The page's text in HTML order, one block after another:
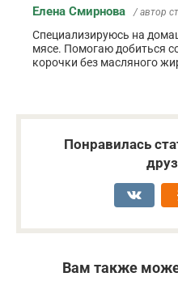
Елена Смирнова / автор
Специализируюсь на
мясе. Помогаю добиться
корочки без масляного
Понравилась
Вам также